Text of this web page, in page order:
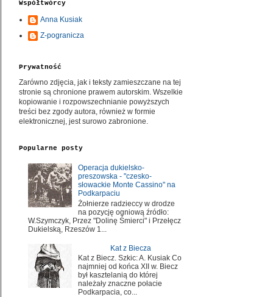
Współtwórcy
Anna Kusiak
Z-pogranicza
Prywatność
Zarówno zdjęcia, jak i teksty zamieszczane na tej
stronie są chronione prawem autorskim. Wszelkie
kopiowanie i rozpowszechnianie powyższych
treści bez zgody autora, również w formie
elektronicznej, jest surowo zabronione.
Popularne posty
Operacja dukielsko-
preszowska - "czesko-
słowackie Monte Cassino" na
Podkarpaciu
Żołnierze radzieccy w drodze
na pozycję ogniową źródło:
W.Szymczyk, Przez "Dolinę Śmierci" i Przełęcz
Dukielską, Rzeszów 1...
Kat z Biecza
Kat z Biecz. Szkic: A. Kusiak Co
najmniej od końca XII w. Biecz
był kasztelanią do której
należały znaczne połacie
Podkarpacia, co...